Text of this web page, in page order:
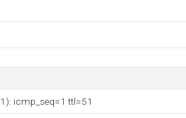
icmp_seq=1 ttl=51